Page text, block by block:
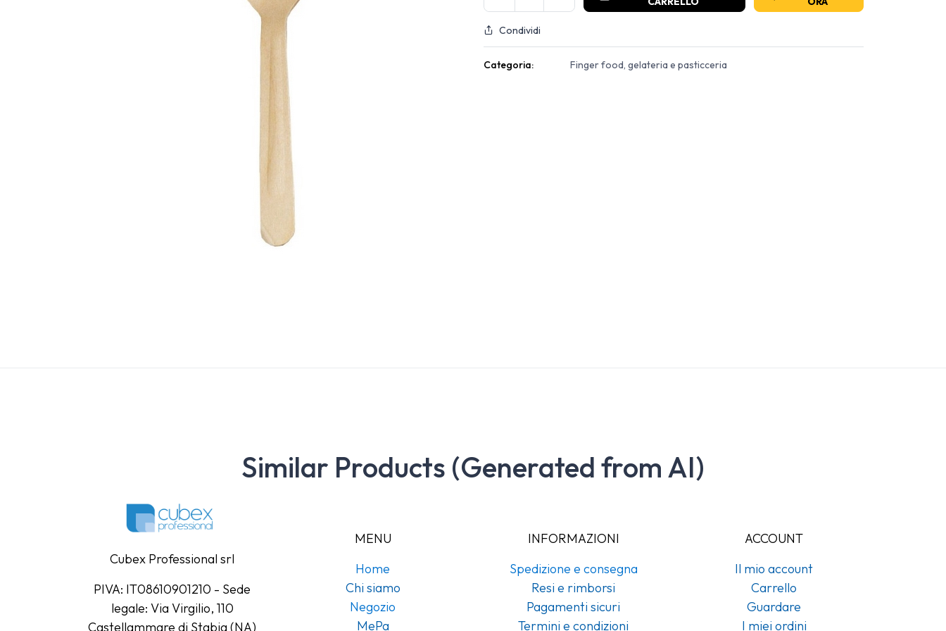
Condividi
Categoria: Finger food, gelateria e pasticceria
Similar Products (Generated from AI)
Cubex Professional srl
PIVA: IT08610901210 - Sede
legale: Via Virgilio, 110
Castellammare di Stabia (NA)
MENU
Home
Chi siamo
Negozio
MePa
INFORMAZIONI
Spedizione e consegna
Resi e rimborsi
Pagamenti sicuri
Termini e condizioni
ACCOUNT
Il mio account
Carrello
Guardare
I miei ordini